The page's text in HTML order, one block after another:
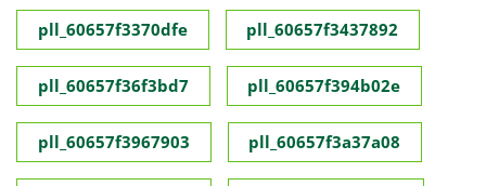
pll_60657f3370dfe pll_60657f3437892
pll_60657f36f3bd7 pll_60657f394b02e
pll_60657f3967903 pll_60657f3a37a08